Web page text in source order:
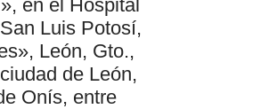
en el Hospital
Luis Potosí,
León, Gto.,
de León,
Onís, entre